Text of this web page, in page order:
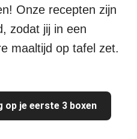
Onze recepten zijn
zodat jij in een
maaltijd op tafel zet.
je eerste 3 boxen